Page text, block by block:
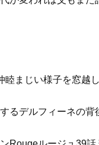
睦まじい様子を窓越
るデルフィーネの背